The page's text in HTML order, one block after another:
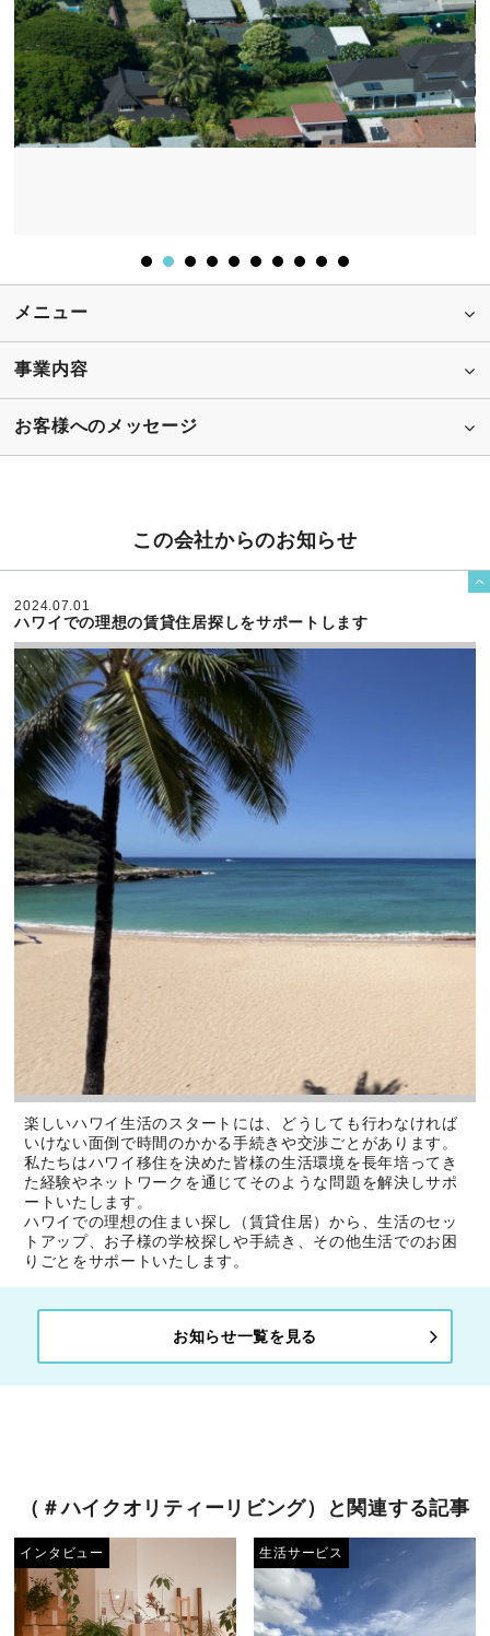
メニュー
事業内容
お客様へのメッセージ
この会社からのお知らせ

2024.07.01
ハワイでの理想の賃貸住居探しをサポートします
楽しいハワイ生活のスタートには、どうしても行わなければ
いけない面倒で時間のかかる手続きや交渉ごとがあります。
私たちはハワイ移住を決めた皆様の生活環境を長年培ってき
た経験やネットワークを通じてそのような問題を解決しサポ
ートいたします。
ハワイでの理想の住まい探し（賃貸住居）から、生活のセッ
トアップ、お子様の学校探しや手続き、その他生活でのお困
りごとをサポートいたします。
お知らせ一覧を見る
（＃ハイクオリティーリビング）と関連する記事
インタビュー 生活サービス